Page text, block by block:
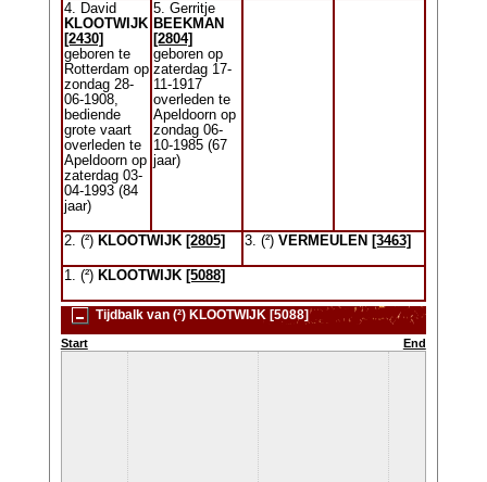
4. David
KLOOTWIJK
[2430]
geboren te
Rotterdam op
zondag 28-
06-1908,
bediende
grote vaart
overleden te
Apeldoorn op
zaterdag 03-
04-1993 (84
jaar)
5. Gerritje
BEEKMAN
[2804]
geboren op
zaterdag 17-
11-1917
overleden te
Apeldoorn op
zondag 06-
10-1985 (67
jaar)
2. (²) KLOOTWIJK [2805] 3. (²) VERMEULEN [3463]
1. (²) KLOOTWIJK [5088]
Tijdbalk van (²) KLOOTWIJK [5088]
Start End